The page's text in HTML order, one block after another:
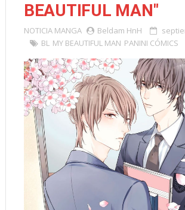
BEAUTIFUL MAN"
NOTICIA MANGA Beldam HnH
BL MY BEAUTIFUL MAN PANINI CÓMICS